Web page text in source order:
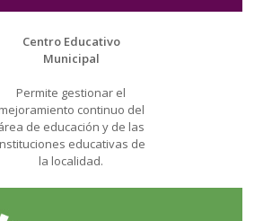
Centro Educativo
Municipal
Permite gestionar el
mejoramiento continuo del
de educación y de las
educativas de
la localidad.